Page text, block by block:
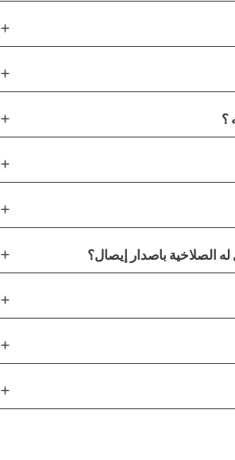
add
add
؟ add
add
add
الصلاخية باصدار إيصال؟ add
add
add
add